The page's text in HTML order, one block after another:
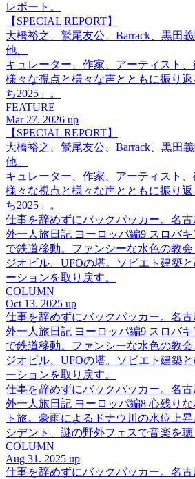
レポート。
【SPECIAL REPORT】
大橋裕之、鷲尾友公、Barrack、黒田
他、
キュレーター、作家、アーティスト
様々な視点と様々な声とともに振り
ち2025」。
FEATURE
Mar 27. 2026 up
【SPECIAL REPORT】
大橋裕之、鷲尾友公、Barrack、黒田
他、
キュレーター、作家、アーティスト
様々な視点と様々な声とともに振り
ち2025」。
仕事を辞めずにバックパッカー。名
外一人旅日記 ヨーロッパ編9 スロバ
で鉄道移動。ファンシーな水色の教
ジオビル、UFOの塔。ソビエト建築
ーションを取り戻す。
COLUMN
Oct 13. 2025 up
仕事を辞めずにバックパッカー。名
外一人旅日記 ヨーロッパ編9 スロバ
で鉄道移動。ファンシーな水色の教
ジオビル、UFOの塔。ソビエト建築
ーションを取り戻す。
仕事を辞めずにバックパッカー。名
外一人旅日記 ヨーロッパ編8 心残り
ト旅。豪雨によるドナウ川の水位上
シデント、謎の野外フェスで音楽を聴
COLUMN
Aug 31. 2025 up
仕事を辞めずにバックパッカー。名